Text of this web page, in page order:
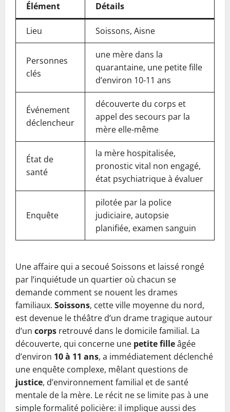
Élément Détails
Lieu Soissons, Aisne
Personnes
clés
une mère dans la
quarantaine, une petite fille
d’environ 10-11 ans
Événement
déclencheur
découverte du corps et
appel des secours par la
mère elle-même
État de
santé
la mère hospitalisée,
pronostic vital non engagé,
état psychiatrique à évaluer
Enquête
pilotée par la police
judiciaire, autopsie
planifiée, examen sanguin
Une affaire qui a secoué Soissons et laissé rongé
par l’inquiétude un quartier où chacun se
demande comment se nouent les drames
familiaux. Soissons, cette ville moyenne du nord,
est devenue le théâtre d’un drame tragique autour
d’un corps retrouvé dans le domicile familial. La
découverte, qui concerne une petite filleâgée
d’environ 10 à 11 ans, a immédiatement déclenché
une enquête complexe, mêlant questions de
justice, d’environnement familial et de santé
mentale de la mère. Le récit ne se limite pas à une
simple formalité policière: il implique aussi des